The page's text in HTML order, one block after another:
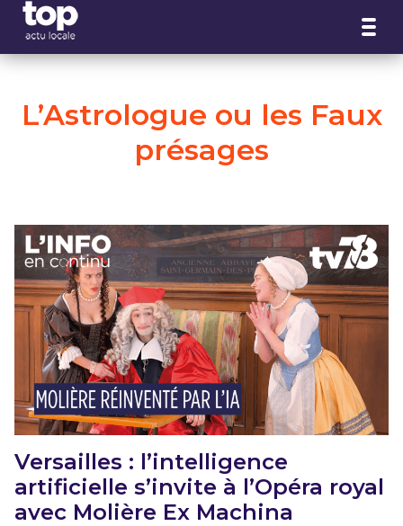
L’Astrologue ou les Faux
présages
Versailles : l’intelligence
artificielle s’invite à l’Opéra royal
avec Molière Ex Machina
Panneau de gestion des cookies